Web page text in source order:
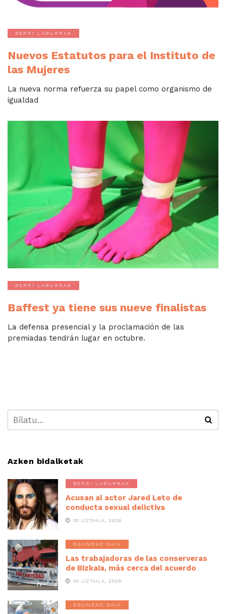
BERRI LABURRAK
Nuevos Estatutos para el Instituto de
las Mujeres
La nueva norma refuerza su papel como organismo de
igualdad
BERRI LABURRAK
Baffest ya tiene sus nueve finalistas
La defensa presencial y la proclamación de las
premiadas tendrán lugar en octubre.
Azken bidalketak
BERRI LABURRAK
Acusan al actor Jared Leto de
conducta sexual delictiva
30 UZTAILA, 2026
EGUNEKO GAIA
Las trabajadoras de las conserveras
de Bizkaia, más cerca del acuerdo
30 UZTAILA, 2026
EGUNEKO GAIA